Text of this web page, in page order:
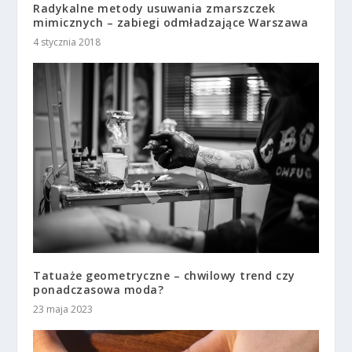
Radykalne metody usuwania zmarszczek
mimicznych – zabiegi odmładzające Warszawa
4 stycznia 2018
Tatuaże geometryczne – chwilowy trend czy
ponadczasowa moda?
23 maja 2023